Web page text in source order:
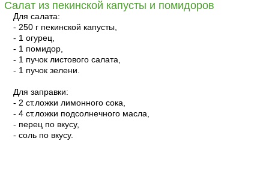
Салат из пекинской капусты и помидоров
Для салата:
- 250 г пекинской капусты,
- 1 огурец,
- 1 помидор,
- 1 пучок листового салата,
- 1 пучок зелени.
Для заправки:
- 2 ст.ложки лимонного сока,
- 4 ст.ложки подсолнечного масла,
- перец по вкусу,
- соль по вкусу.